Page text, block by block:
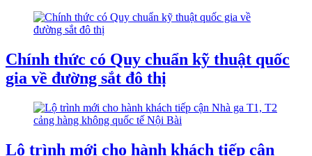
Chính thức có Quy chuẩn kỹ thuật quốc
gia về đường sắt đô thị
Lộ trình mới cho hành khách tiếp cận